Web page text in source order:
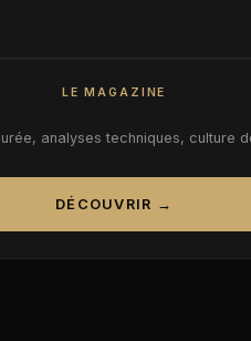
LE MAGAZINE
analyses techniques, culture
DÉCOUVRIR →